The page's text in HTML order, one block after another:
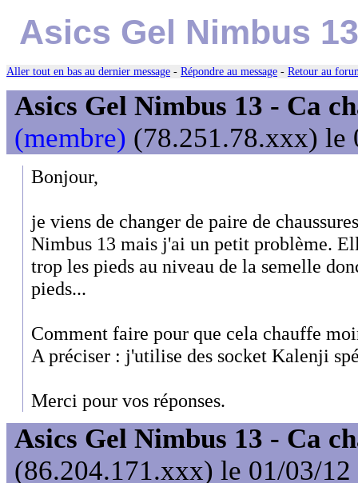
Asics Gel Nimbus
Aller tout en bas au dernier message - Répondre au message - Retour au
Asics Gel Nimbus 13 - Ca
(membre) (78.251.78.xxx) le
Bonjour,
je viens de changer de paire de
Nimbus 13 mais j'ai un petit problème.
trop les pieds au niveau de la semelle
pieds...
Comment faire pour que cela chauffe
A préciser : j'utilise des socket Kalenji
Merci pour vos réponses.
Asics Gel Nimbus 13 - Ca
(86.204.171.xxx) le 01/03/12